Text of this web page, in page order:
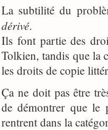
La subtilité du
dérivé.
Ils font partie des
Tolkien, tandis que la
les droits de copie
Ça ne doit pas être
de démontrer que le
rentrent dans la